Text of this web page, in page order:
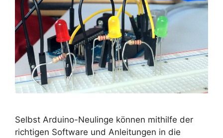
Selbst Arduino-Neulinge können mithilfe der
richtigen Software und Anleitungen in die